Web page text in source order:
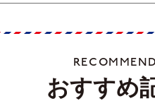
RECOMMEND
おすすめ